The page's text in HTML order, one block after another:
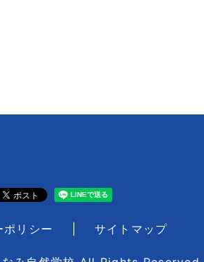
ポリシー サイトマップ